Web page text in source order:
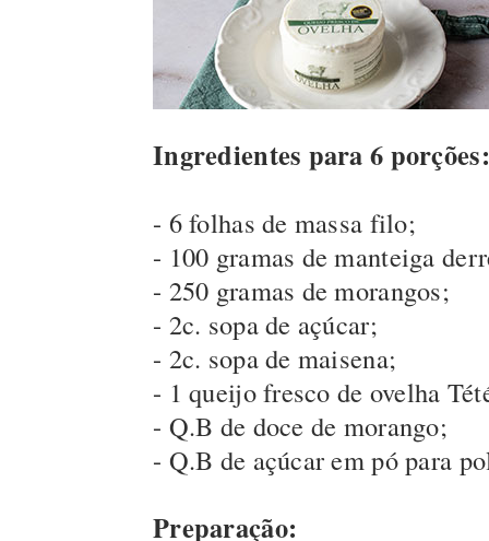
Ingredientes para 6 porções:
- 6 folhas de massa filo;
- 100 gramas de manteiga
- 250 gramas de morangos;
- 2c. sopa de açúcar;
- 2c. sopa de maisena;
- 1 queijo fresco de ovelha
- Q.B de doce de morango;
- Q.B de açúcar em pó para
Preparação: